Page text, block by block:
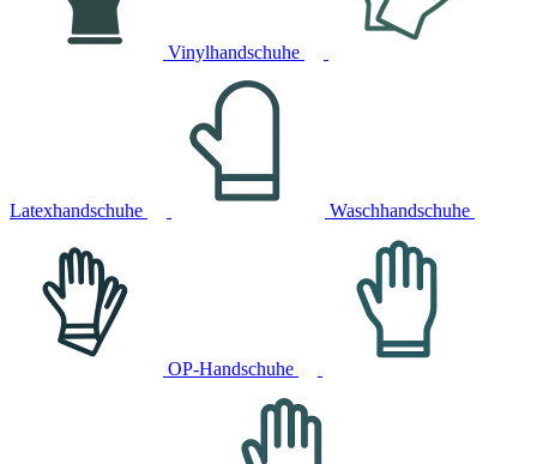
Vinylhandschuhe
Latexhandschuhe Waschhandschuhe
OP-Handschuhe